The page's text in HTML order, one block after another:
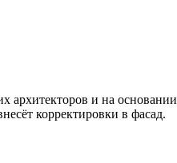
архитекторов и на основании
корректировки в фасад.